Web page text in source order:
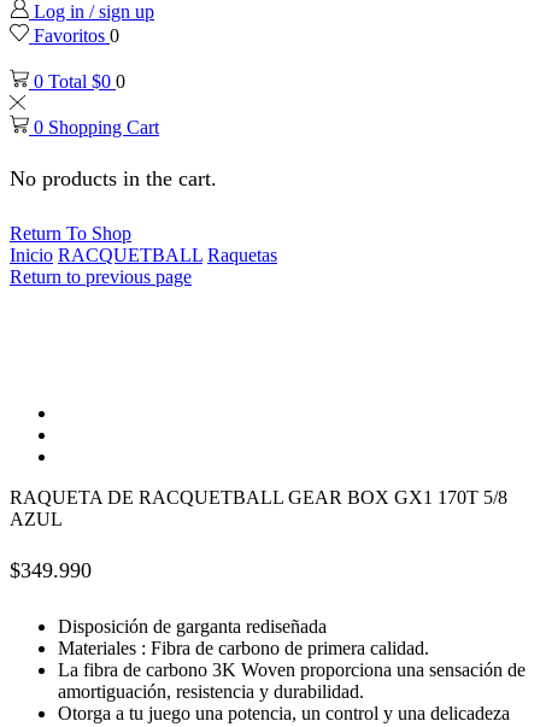
Log in / sign up
Favoritos 0
0 Total $0 0
0 Shopping Cart
No products in the cart.
Return To Shop
Inicio RACQUETBALL Raquetas
Return to previous page
RAQUETA DE RACQUETBALL GEAR BOX GX1 170T 5/8
AZUL
$349.990
Disposición de garganta rediseñada
Materiales : Fibra de carbono de primera calidad.
La fibra de carbono 3K Woven proporciona una sensación de
amortiguación, resistencia y durabilidad.
Otorga a tu juego una potencia, un control y una delicadeza